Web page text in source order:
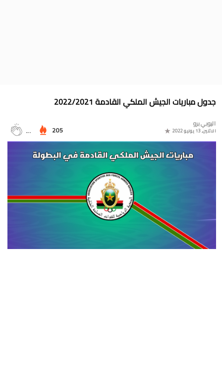
المجموعات الكاملة لدوري التميز الجديد 2024
برنامج الجولة 30 من القسم الثاني 2024/2023
ترتيب مجموعة المغرب في التصفيات الإفريقية المؤهلة لكأس العالم
2026
برنامج الجولة 30 من البطولة الإحترافية 2024/2023
جدول مباريات الجيش الملكي القادمة 2022/2021
اليوبي برو
الاثنين, 13 يونيو 2022 ...